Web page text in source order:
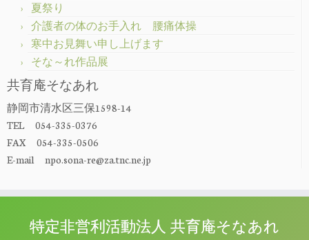
夏祭り
介護者の体のお手入れ 腰痛体操
寒中お見舞い申し上げます
そな～れ作品展
共育庵そなあれ
静岡市清水区三保1598-14
TEL 054-335-0376
FAX 054-335-0506
E-mail npo.sona-re@za.tnc.ne.jp
特定非営利活動法人 共育庵そなあれ